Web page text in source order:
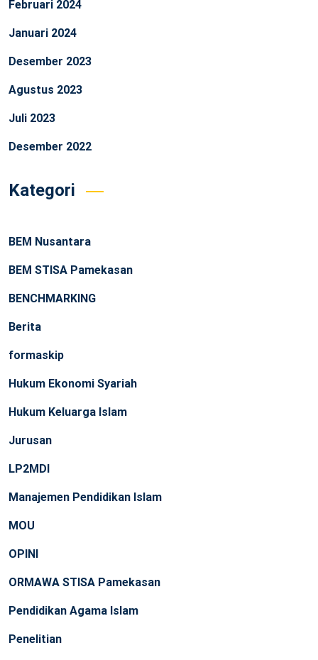
Februari 2024
Januari 2024
Desember 2023
Agustus 2023
Juli 2023
Desember 2022
Kategori
BEM Nusantara
BEM STISA Pamekasan
BENCHMARKING
Berita
formaskip
Hukum Ekonomi Syariah
Hukum Keluarga Islam
Jurusan
LP2MDI
Manajemen Pendidikan Islam
MOU
OPINI
ORMAWA STISA Pamekasan
Pendidikan Agama Islam
Penelitian